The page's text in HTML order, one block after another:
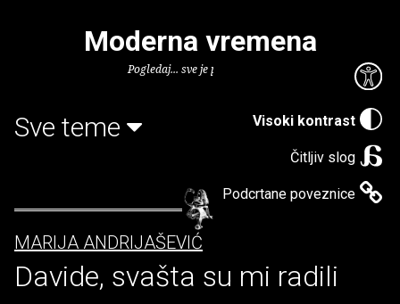
Visoki kontrast
Čitljiv slog
Podcrtane poveznice
Moderna vremena
Pogledaj... sve je puno knjiga.
Sve teme
MARIJA ANDRIJAŠEVIĆ
Davide, svašta su mi radili